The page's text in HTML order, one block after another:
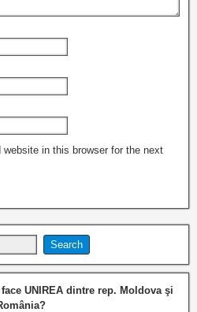
in this browser for the next
UNIREA dintre rep. Moldova şi